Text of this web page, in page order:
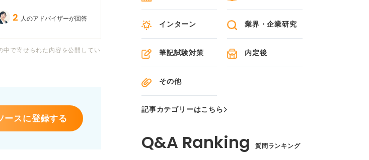
も見られました。
業のタイプの見分け
2 人のアドバイザーが回答
で寄せられた内容を公開してい
ースに登録する
インターン 業界・企業研究
筆記試験対策 内定後
その他
記事カテゴリーはこちら
質問ランキング